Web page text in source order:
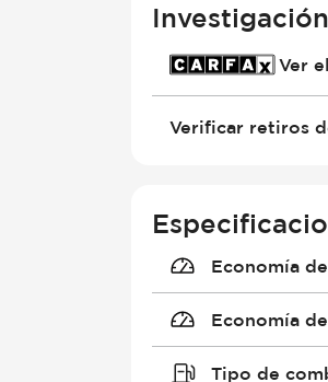
Investigación
Ver
Verificar retiros
Economía
Economía
Tipo de